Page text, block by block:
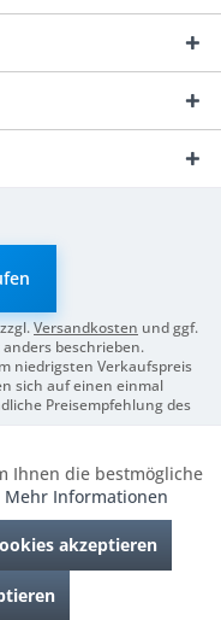
Versandkosten und ggf.
beschrieben.
niedrigsten Verkaufspreis
sich auf einen einmal
Preisempfehlung des
Aktiv
Inaktiv
Ihnen die bestmögliche
Mehr Informationen
akzeptieren